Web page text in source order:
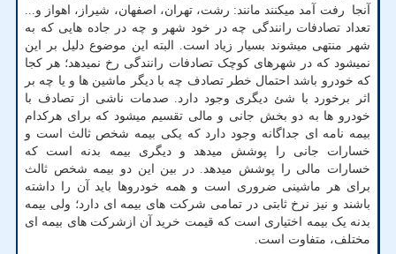
آنجا رفت آمد میکنند مانند: رشت، تهران، اصفهان، شیراز، اهواز و...
تعداد تصادفات رانندگی چه در خود شهر و چه در جاده هایی که به
شهر منتهی میشوند بسیار زیاد است. البته این موضوع دلیل بر این
نمیشود که در شهرهای کوچک تصادفات رانندگی رخ نمیدهد؛ هر کجا
که خودرو باشد احتمال خطر تصادف چه با دیگر ماشین ها و یا چه بر
اثر برخورد با شئ دیگری وجود دارد. صدمات ناشی از تصادف با
خودرو ها به دو بخش جانی و مالی تقسیم میشود که برای هرکدام
بیمه نامه ای جداگانه وجود دارد که یکی بیمه شخص ثالث است و
خسارات جانی را پوشش میدهد و دیگری بیمه بدنه است که
خسارات مالی را پوشش میدهد. در بین این دو بیمه شخص ثالث
برای هر ماشینی ضروری است و همه خودروها باید آن را داشته
باشند و نیز نرخ ثابتی در تمامی شرکت های بیمه ای دارد؛ ولی بیمه
بدنه یک بیمه اختیاری است که قیمت خرید آن ازشرکت های بیمه ای
مختلف، متفاوت است.